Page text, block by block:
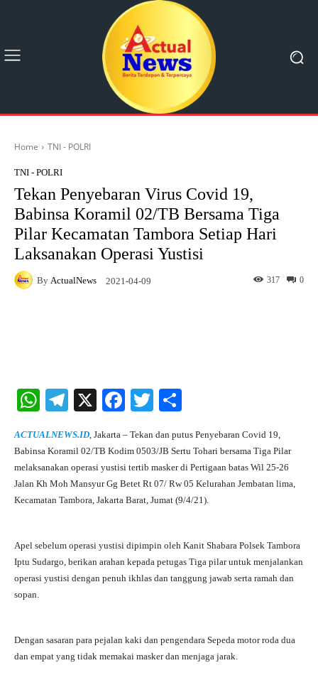
Home TNI - POLRI
TNI - POLRI
Tekan Penyebaran Virus Covid 19,
Babinsa Koramil 02/TB Bersama Tiga
Pilar Kecamatan Tambora Setiap Hari
Laksanakan Operasi Yustisi
By ActualNews 2021-04-09 0
317
W
ts
A
pp
Te
gr
a
m
X
Fa
bo
ok
T
tte
r
re
ACTUALNEWS.ID, Jakarta – Tekan dan putus Penyebaran Covid 19,
Babinsa Koramil 02/TB Kodim 0503/JB Sertu Tohari bersama Tiga Pilar
melaksanakan operasi yustisi tertib masker di Pertigaan batas Wil 25-26
Jalan Kh Moh Mansyur Gg Betet Rt 07/ Rw 05 Kelurahan Jembatan lima,
Kecamatan Tambora, Jakarta Barat, Jumat (9/4/21).
Apel sebelum operasi yustisi dipimpin oleh Kanit Shabara Polsek Tambora
Iptu Sudargo, berikan arahan kepada petugas Tiga pilar untuk menjalankan
operasi yustisi dengan penuh ikhlas dan tanggung jawab serta ramah dan
sopan.
Dengan sasaran para pejalan kaki dan pengendara Sepeda motor roda dua
dan empat yang tidak memakai masker dan menjaga jarak.